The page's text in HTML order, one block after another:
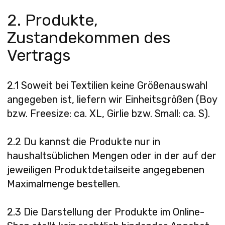
2. Produkte,
Zustandekommen des
Vertrags
2.1 Soweit bei Textilien keine Größenauswahl
angegeben ist, liefern wir Einheitsgrößen (Boy
bzw. Freesize: ca. XL, Girlie bzw. Small: ca. S).
2.2 Du kannst die Produkte nur in
haushaltsüblichen Mengen oder in der auf der
jeweiligen Produktdetailseite angegebenen
Maximalmenge bestellen.
2.3 Die Darstellung der Produkte im Online-